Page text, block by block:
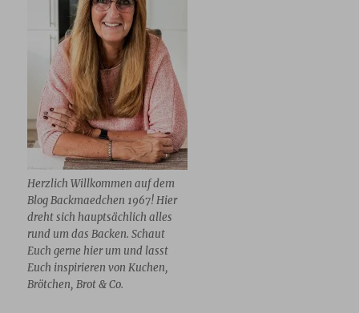
Herzlich Willkommen auf dem
Blog Backmaedchen 1967! Hier
dreht sich hauptsächlich alles
rund um das Backen. Schaut
Euch gerne hier um und lasst
Euch inspirieren von Kuchen,
Brötchen, Brot & Co.